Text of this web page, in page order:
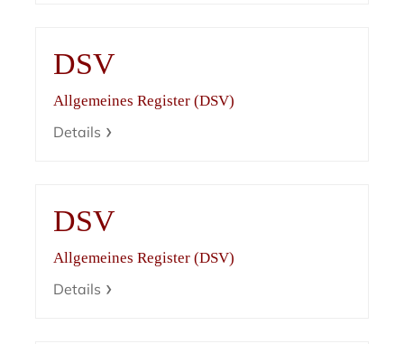
DSV
Allgemeines Register (DSV)
Details
DSV
Allgemeines Register (DSV)
Details